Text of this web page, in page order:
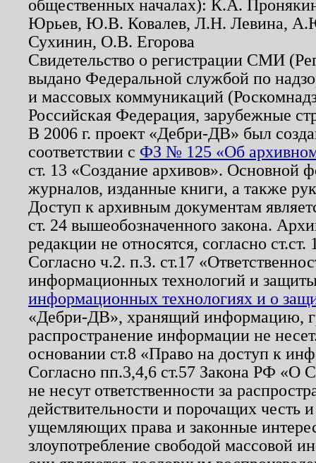
общественных началах): К.А.
Юрьев, Ю.В. Ковалев, Л.Н. Левина,
Сухинин, О.В. Егорова
Свидетельство о регистрации СМИ
выдано Федеральной службой по
и массовых коммуникаций
Российская Федерация, зарубежные
В 2006 г. проект «Дебри-ДВ» был
соответствии с ФЗ № 125 «Об
ст. 13 «Создание архивов». Основной
журналов, изданные книги, а также
Доступ к архивным документам
ст. 24 вышеобозначенного закона.
редакции не относятся, согласно
Согласно ч.2. п.3. ст.17
информационных технологий и
информационных технологиях и о
«Дебри-ДВ», хранящий информацию,
распространение информации не
основании ст.8 «Право на доступ к
Согласно пп.3,4,6 ст.57 Закона РФ «О
не несут ответственности за
действительности и порочащих честь
ущемляющих права и законные
злоупотребление свободой массовой